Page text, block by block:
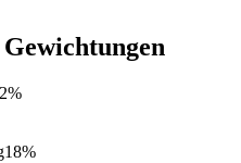
%
18%